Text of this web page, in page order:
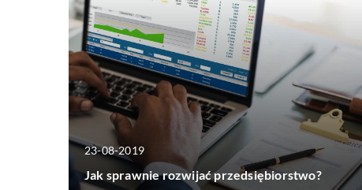
23-08-2019
Jak sprawnie rozwijać przedsiębiorstwo?